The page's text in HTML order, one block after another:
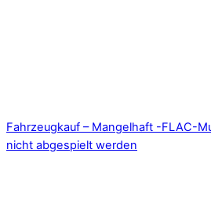
Fahrzeugkauf – Mangelhaft -FLAC-
nicht abgespielt werden